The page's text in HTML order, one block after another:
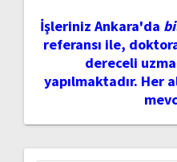
İşleriniz Ankara'da
referansı ile,
dereceli
yapılmaktadır. Her